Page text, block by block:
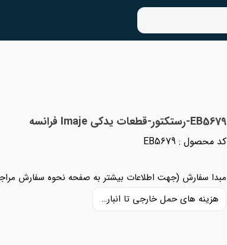
EB5679-رستکتور-قطعات یدکی Imaje فرانسه
کد محصول : EB5679
مبدا سفارش (جهت اطلاعات بیشتر به صفحه نحوه سفارش
هزینه های حمل خارجی تا انبار ایران، حقوق گمرکی و عوارض و مالیات و سایر هزینه های کالا به قیمت ریالی کالا اضافه شده است و حمل داخلی رایگان می باشد.